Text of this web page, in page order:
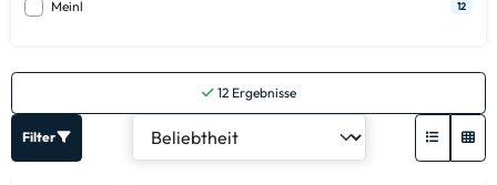
Meinl
12
12Ergebnisse
Filter